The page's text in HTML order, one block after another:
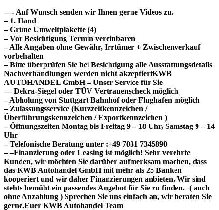
—- Auf Wunsch senden wir Ihnen gerne Videos zu.
– 1. Hand
– Grüne Umweltplakette (4)
– Vor Besichtigung Termin vereinbaren
– Alle Angaben ohne Gewähr, Irrtümer + Zwischenverkauf
vorbehalten
– Bitte überprüfen Sie bei Besichtigung alle Ausstattungsdetails
Nachverhandlungen werden nicht akzeptiertKWB
AUTOHANDEL GmbH – Unser Service für Sie
— Dekra-Siegel oder TÜV Vertrauenscheck möglich
– Abholung von Stuttgart Bahnhof oder Flughafen möglich
– Zulassungsservice (Kurzzeitkennzeichen /
Überführungskennzeichen / Exportkennzeichen )
– Öffnungszeiten Montag bis Freitag 9 – 18 Uhr, Samstag 9 – 14
Uhr
– Telefonische Beratung unter :+49 7031 7345890
– –Finanzierung oder Leasing ist möglich! Sehr verehrte
Kunden, wir möchten Sie darüber aufmerksam machen, dass
das KWB Autohandel GmbH mit mehr als 25 Banken
kooperiert und wir daher Finanzierungen anbieten. Wir sind
stehts bemüht ein passendes Angebot für Sie zu finden. -( auch
ohne Anzahlung ) Sprechen Sie uns einfach an, wir beraten Sie
gerne.Euer KWB Autohandel Team